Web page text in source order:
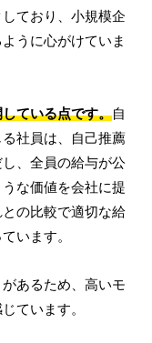
ており、小規模企
うに心がけていま
ている点です。自
社員は、自己推薦
、全員の給与が公
な価値を会社に提
の比較で適切な給
います。
あるため、高いモ
ています。